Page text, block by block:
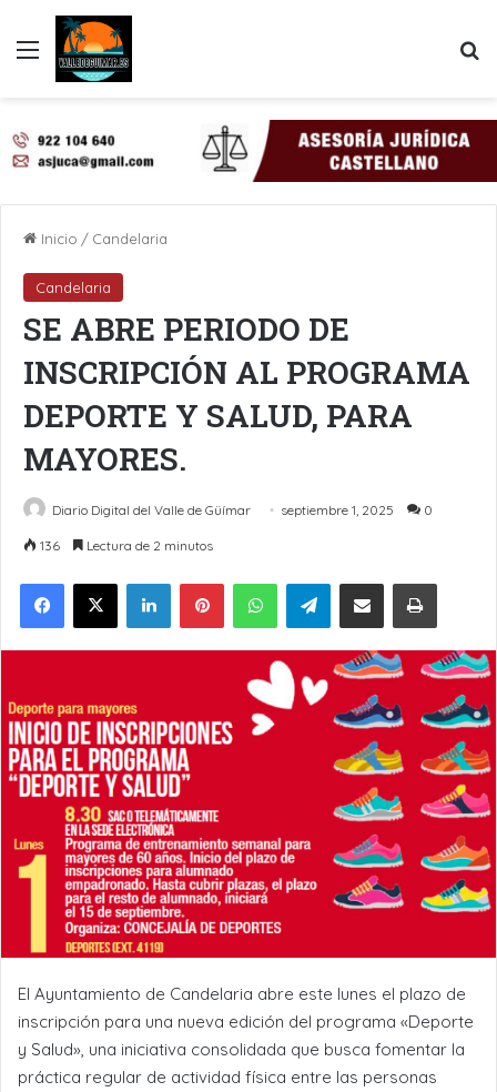
Menú
Inicio / Candelaria
Candelaria
SE ABRE PERIODO DE
INSCRIPCIÓN AL PROGRAMA
DEPORTE Y SALUD, PARA
MAYORES.
Diario Digital del Valle de Güímar septiembre 1, 2025 0
136 Lectura de 2 minutos
LinkedInPinterestWhatsAppTelegramCompartir por Email Imprimir
El Ayuntamiento de Candelaria abre este lunes el plazo de
inscripción para una nueva edición del programa «Deporte
y Salud», una iniciativa consolidada que busca fomentar la
práctica regular de actividad física entre las personas